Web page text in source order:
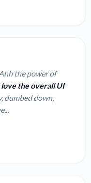
the power of
love the overall UI
dumbed down,